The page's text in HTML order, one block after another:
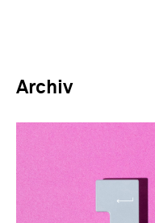
Archiv